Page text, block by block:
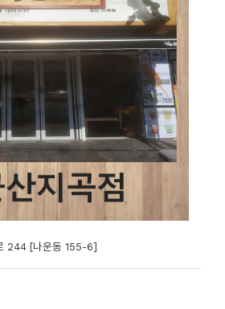
244 [나운동 155-6]